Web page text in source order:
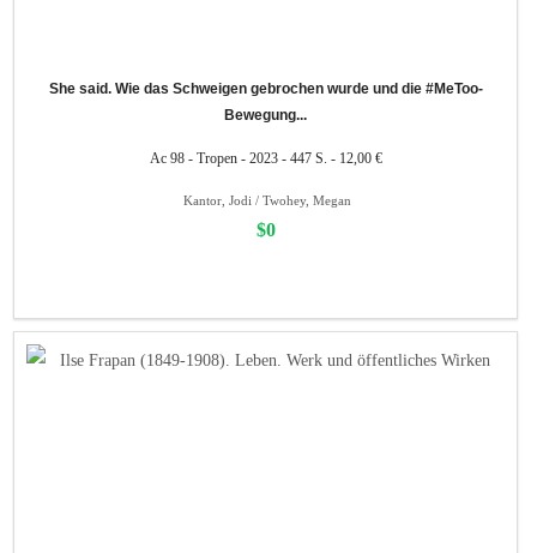
She said. Wie das Schweigen gebrochen wurde und die #MeToo-
Bewegung...
Ac 98 - Tropen - 2023 - 447 S. - 12,00 €
Kantor, Jodi / Twohey, Megan
$0